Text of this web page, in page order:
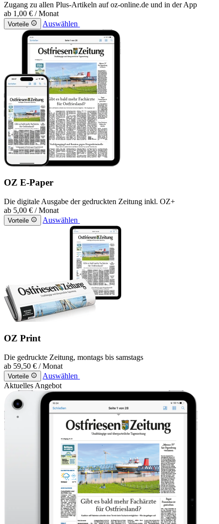
Zugang zu allen Plus-Artikeln auf oz-online.de und in der App
ab 1,00 € / Monat
Vorteile Auswählen
OZ E-Paper
Die digitale Ausgabe der gedruckten Zeitung inkl. OZ+
ab 5,00 € / Monat
Vorteile Auswählen
OZ Print
Die gedruckte Zeitung, montags bis samstags
ab 59,50 € / Monat
Vorteile
Auswählen
Aktuelles Angebot